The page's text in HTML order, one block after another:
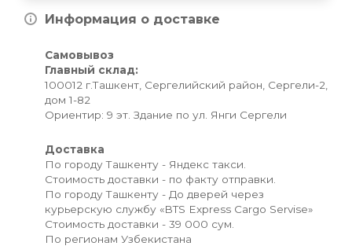
Информация о доставке
Самовывоз
Главный склад:
100012 г.Ташкент, Сергелийский район, Сергели-2,
дом 1-82
Ориентир: 9 эт. Здание по ул. Янги Сергели
Доставка
По городу Ташкенту - Яндекс такси.
Стоимость доставки - по факту отправки.
По городу Ташкенту - До дверей через
курьерскую службу «BTS Express Cargo Servise»
Стоимость доставки - 39 000 сум.
По регионам Узбекистана